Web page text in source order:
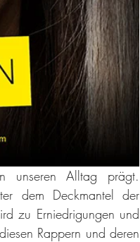
unseren Alltag prägt.
dem Deckmantel der
zu Erniedrigungen und
Rappern und deren